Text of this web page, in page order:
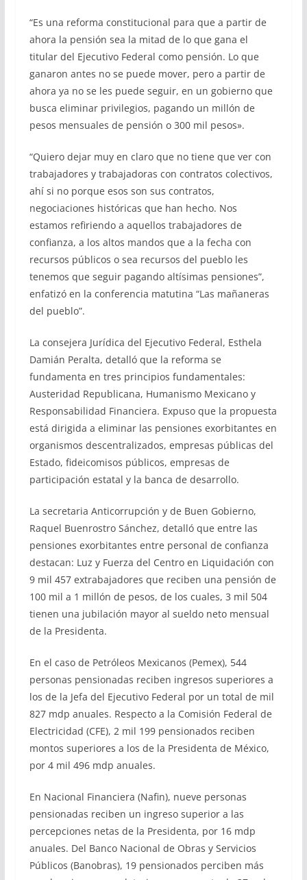
“Es una reforma constitucional para que a partir de
ahora la pensión sea la mitad de lo que gana el
titular del Ejecutivo Federal como pensión. Lo que
ganaron antes no se puede mover, pero a partir de
ahora ya no se les puede seguir, en un gobierno que
busca eliminar privilegios, pagando un millón de
pesos mensuales de pensión o 300 mil pesos».
“Quiero dejar muy en claro que no tiene que ver con
trabajadores y trabajadoras con contratos colectivos,
ahí si no porque esos son sus contratos,
negociaciones históricas que han hecho. Nos
estamos refiriendo a aquellos trabajadores de
confianza, a los altos mandos que a la fecha con
recursos públicos o sea recursos del pueblo les
tenemos que seguir pagando altísimas pensiones”,
enfatizó en la conferencia matutina “Las mañaneras
del pueblo”.
La consejera Jurídica del Ejecutivo Federal, Esthela
Damián Peralta, detalló que la reforma se
fundamenta en tres principios fundamentales:
Austeridad Republicana, Humanismo Mexicano y
Responsabilidad Financiera. Expuso que la propuesta
está dirigida a eliminar las pensiones exorbitantes en
organismos descentralizados, empresas públicas del
Estado, fideicomisos públicos, empresas de
participación estatal y la banca de desarrollo.
La secretaria Anticorrupción y de Buen Gobierno,
Raquel Buenrostro Sánchez, detalló que entre las
pensiones exorbitantes entre personal de confianza
destacan: Luz y Fuerza del Centro en Liquidación con
9 mil 457 extrabajadores que reciben una pensión de
100 mil a 1 millón de pesos, de los cuales, 3 mil 504
tienen una jubilación mayor al sueldo neto mensual
de la Presidenta.
En el caso de Petróleos Mexicanos (Pemex), 544
personas pensionadas reciben ingresos superiores a
los de la Jefa del Ejecutivo Federal por un total de mil
827 mdp anuales. Respecto a la Comisión Federal de
Electricidad (CFE), 2 mil 199 pensionados reciben
montos superiores a los de la Presidenta de México,
por 4 mil 496 mdp anuales.
En Nacional Financiera (Nafin), nueve personas
pensionadas reciben un ingreso superior a las
percepciones netas de la Presidenta, por 16 mdp
anuales. Del Banco Nacional de Obras y Servicios
Públicos (Banobras), 19 pensionados perciben más